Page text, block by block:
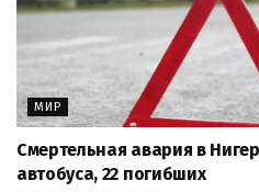
МИР
Смертельная авария в
автобуса, 22 погибших